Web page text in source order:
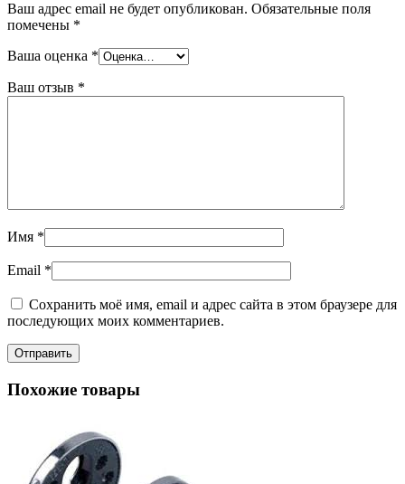
Ваш адрес email не будет опубликован. Обязательные поля
помечены *
Ваша оценка *
Ваш отзыв *
Имя *
Email *
Сохранить моё имя, email и адрес сайта в этом браузере для
последующих моих комментариев.
Похожие товары